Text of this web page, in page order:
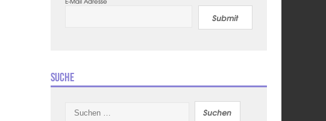
Submit
Suche
nach: